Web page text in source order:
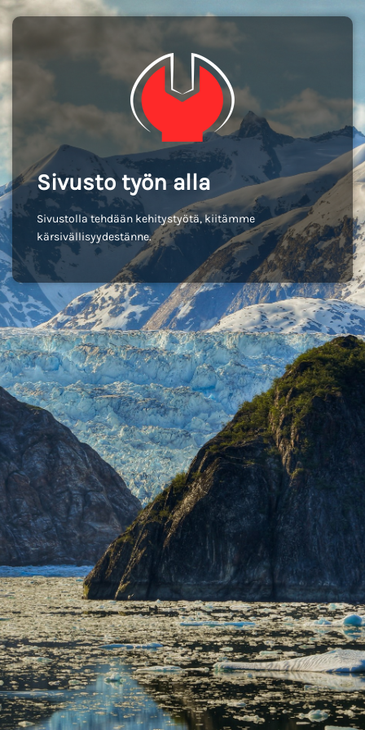
Sivusto työn alla
Sivustolla tehdään kehitystyötä, kiitämme
kärsivällisyydestänne.